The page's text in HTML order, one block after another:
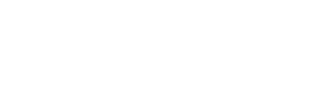
geboren wurde, muss